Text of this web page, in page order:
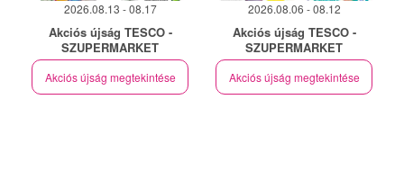
2026.08.13 - 08.17
Akciós újság TESCO -
SZUPERMARKET
Akciós újság megtekintése
2026.08.06 - 08.12
Akciós újság TESCO -
SZUPERMARKET
Akciós újság megtekintése